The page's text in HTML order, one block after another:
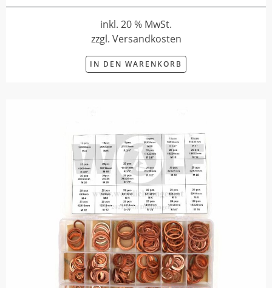
inkl. 20 % MwSt.
zzgl. Versandkosten
IN DEN WARENKORB